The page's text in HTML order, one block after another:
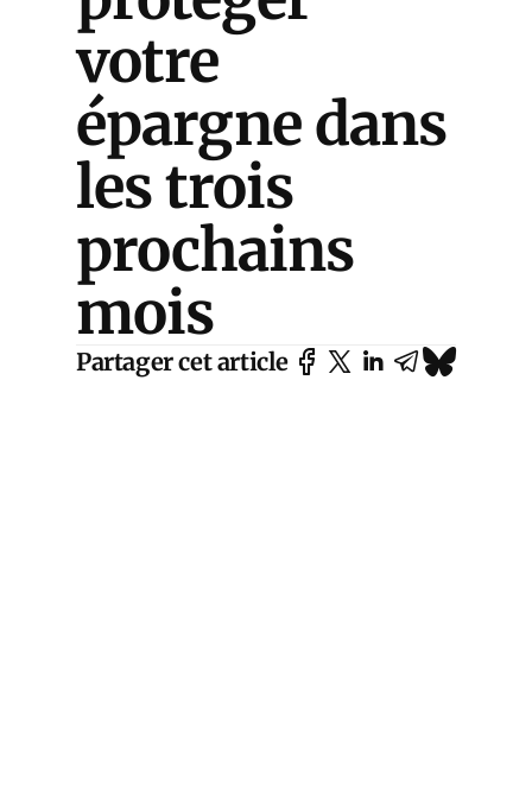
votre
épargne dans
les trois
prochains
mois
Partager cet article